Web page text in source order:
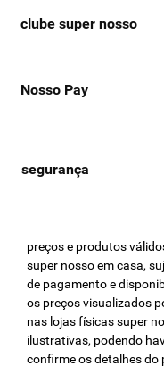
clube super nosso
Nosso Pay
preços e produtos
super nosso em casa,
de pagamento e
os preços visualizados
nas lojas físicas super
ilustrativas, podendo
confirme os detalhes